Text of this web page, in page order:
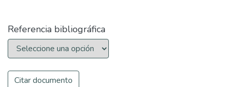
Referencia bibliográfica
Citar documento